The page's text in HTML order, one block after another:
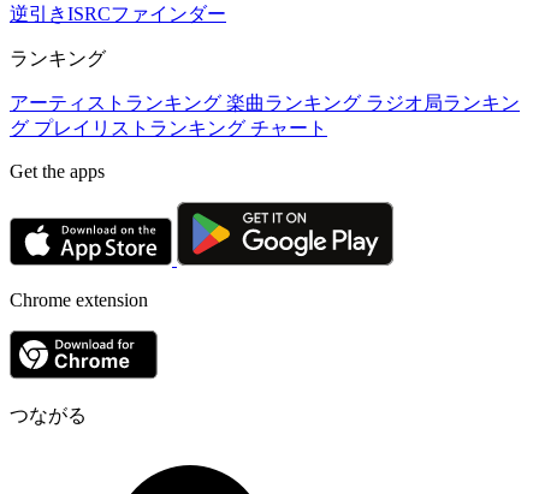
逆引きISRCファインダー
ランキング
アーティストランキング 楽曲ランキング ラジオ局ランキン
グ プレイリストランキング チャート
Get the apps
Chrome extension
つながる